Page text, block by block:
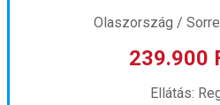
már
Olaszország /
239.900
Ellátás: